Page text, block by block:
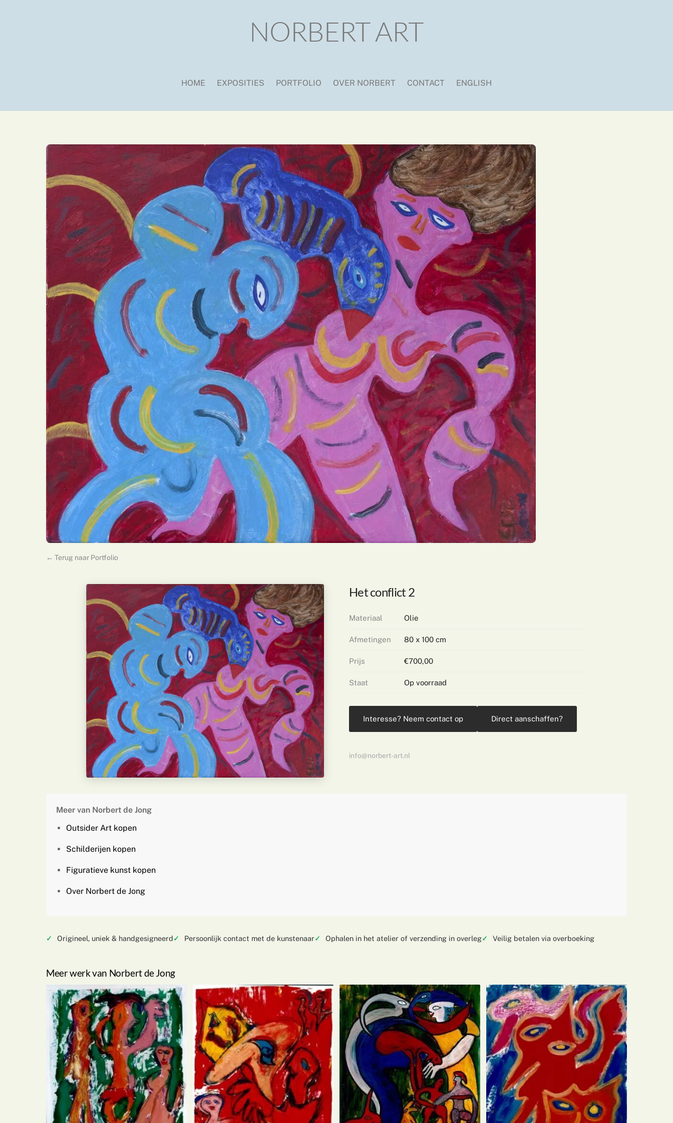
NORBERT ART
HOME EXPOSITIES PORTFOLIO OVER NORBERT CONTACT ENGLISH
← Terug naar Portfolio
Het conflict 2
Materiaal Olie
Afmetingen 80 x 100 cm
Prijs €700,00
Staat Op voorraad
Interesse? Neem contact op Direct aanschaffen?
info@norbert-art.nl
Meer van Norbert de Jong
Outsider Art kopen
Schilderijen kopen
Figuratieve kunst kopen
Over Norbert de Jong
Origineel, uniek & handgesigneerd Persoonlijk contact met de kunstenaar Ophalen in het atelier of verzending in overleg Veilig betalen via overboeking
Meer werk van Norbert de Jong